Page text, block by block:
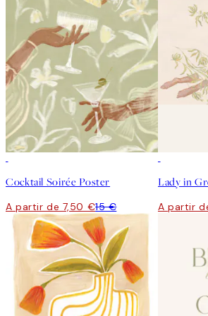
Cocktail Soirée Poster
A partir de 7,50 €15 € A partir